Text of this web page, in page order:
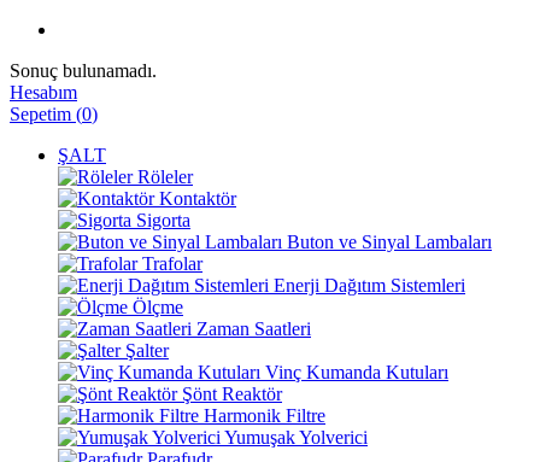
Sonuç bulunamadı.
Hesabım
Sepetim (0)
ŞALT
Röleler
Kontaktör
Sigorta
Buton ve Sinyal Lambaları
Trafolar
Enerji Dağıtım Sistemleri
Ölçme
Zaman Saatleri
Şalter
Vinç Kumanda Kutuları
Şönt Reaktör
Harmonik Filtre
Yumuşak Yolverici